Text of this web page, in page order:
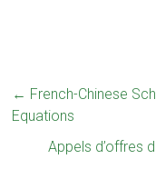
← French-Chinese
Equations
Appels d’offres